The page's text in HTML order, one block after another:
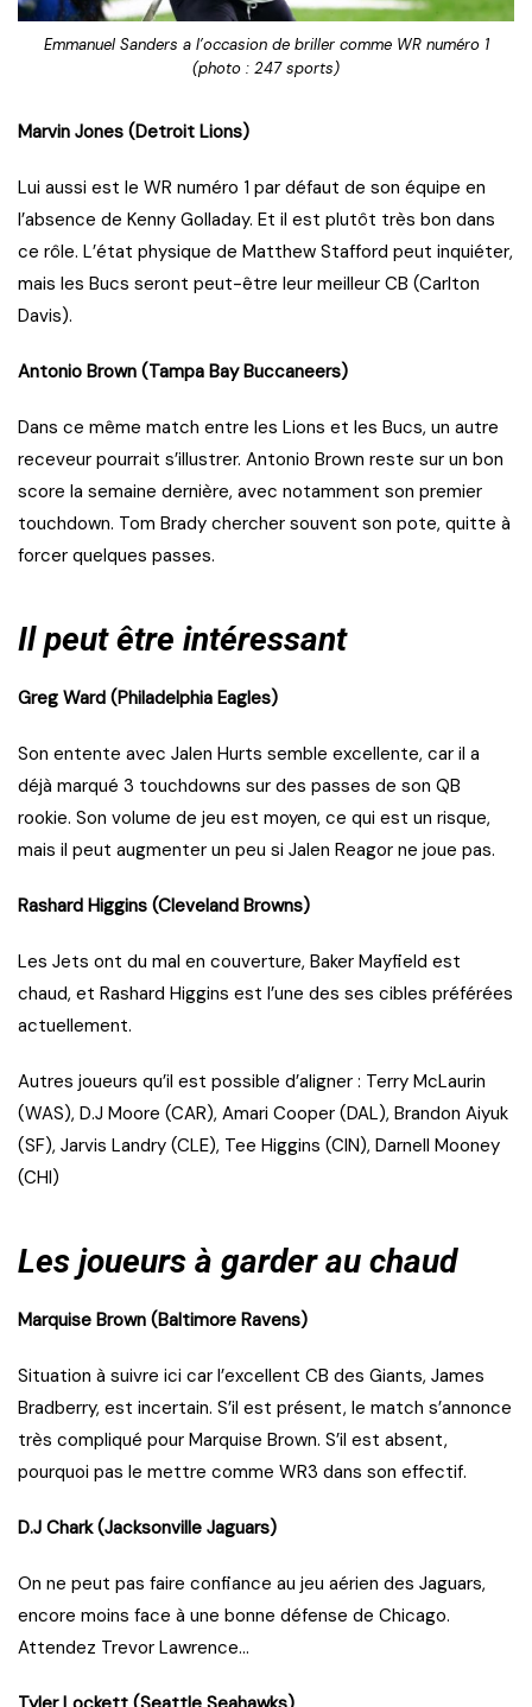
Emmanuel Sanders a l’occasion de briller comme WR numéro 1
(photo : 247 sports)
Marvin Jones (Detroit Lions)
Lui aussi est le WR numéro 1 par défaut de son équipe en
l’absence de Kenny Golladay. Et il est plutôt très bon dans
ce rôle. L’état physique de Matthew Stafford peut inquiéter,
mais les Bucs seront peut-être leur meilleur CB (Carlton
Davis).
Antonio Brown (Tampa Bay Buccaneers)
Dans ce même match entre les Lions et les Bucs, un autre
receveur pourrait s’illustrer. Antonio Brown reste sur un bon
score la semaine dernière, avec notamment son premier
touchdown. Tom Brady chercher souvent son pote, quitte à
forcer quelques passes.
Il peut être intéressant
Greg Ward (Philadelphia Eagles)
Son entente avec Jalen Hurts semble excellente, car il a
déjà marqué 3 touchdowns sur des passes de son QB
rookie. Son volume de jeu est moyen, ce qui est un risque,
mais il peut augmenter un peu si Jalen Reagor ne joue pas.
Rashard Higgins (Cleveland Browns)
Les Jets ont du mal en couverture, Baker Mayfield est
chaud, et Rashard Higgins est l’une des ses cibles préférées
actuellement.
Autres joueurs qu’il est possible d’aligner : Terry McLaurin
(WAS), D.J Moore (CAR), Amari Cooper (DAL), Brandon Aiyuk
(SF), Jarvis Landry (CLE), Tee Higgins (CIN), Darnell Mooney
(CHI)
Les joueurs à garder au chaud
Marquise Brown (Baltimore Ravens)
Situation à suivre ici car l’excellent CB des Giants, James
Bradberry, est incertain. S’il est présent, le match s’annonce
très compliqué pour Marquise Brown. S’il est absent,
pourquoi pas le mettre comme WR3 dans son effectif.
D.J Chark (Jacksonville Jaguars)
On ne peut pas faire confiance au jeu aérien des Jaguars,
encore moins face à une bonne défense de Chicago.
Attendez Trevor Lawrence…